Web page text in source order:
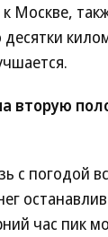
Москве,
вторую
с погодой
час пик